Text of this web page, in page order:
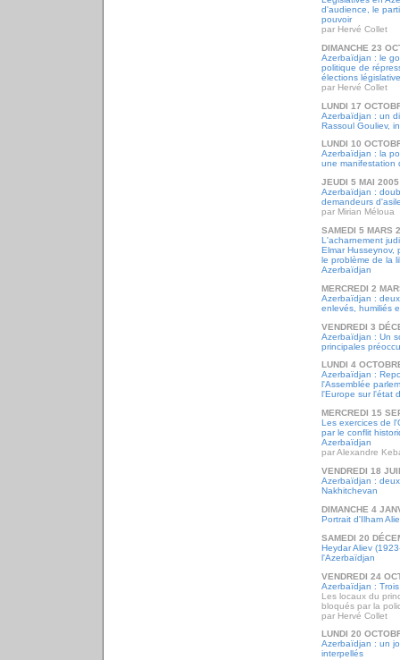
d'audience, le
pouvoir
par Hervé Collet
DIMANCHE 23
Azerbaïdjan : le
politique de
élections
par Hervé Collet
LUNDI 17
Azerbaïdjan : un
Rassoul Gouliev,
LUNDI 10
Azerbaïdjan : la
une manifestation
JEUDI 5 MAI 2005
Azerbaïdjan :
demandeurs
par Mirian Méloua
SAMEDI 5 MARS
L'acharnement
Elmar Husseynov,
le problème de la
Azerbaïdjan
MERCREDI 2
Azerbaïdjan :
enlevés, humiliés
VENDREDI 3
Azerbaïdjan : Un
principales
LUNDI 4
Azerbaïdjan :
l'Assemblée
l'Europe sur l'état
MERCREDI 15
Les exercices de
par le conflit
Azerbaïdjan
par Alexandre
VENDREDI 18
Azerbaïdjan :
Nakhitchevan
DIMANCHE 4
Portrait d'Ilham
SAMEDI 20
Heydar Aliev
l'Azerbaïdjan
VENDREDI 24
Azerbaïdjan :
Les locaux du
bloqués par la
par Hervé Collet
LUNDI 20
Azerbaïdjan : un
interpellés